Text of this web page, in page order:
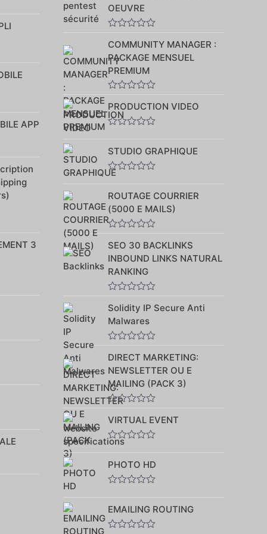
APP
3
5
OEUVRE
0
sur
5
COMMUNITY MANAGER :
PACKAGE MENSUEL
PREMIUM
0
sur
5
PRODUCTION VIDEO
sur
5
STUDIO GRAPHIQUE
sur
5
ROUTAGE COURRIER
(5000 E MAILS)
0
sur
5
SEO 30 BACKLINKS
INBOUND LINKS NATURAL
RANKING
0
sur
5
Solidity IP Secure Anti
Malwares
0
sur
5
DIRECT MARKETING:
NEWSLETTER OU E
MAILING (PACK 3)
0
sur
5
VIRTUAL EVENT
Note
sur
5
PHOTO HD
sur
5
EMAILING ROUTING